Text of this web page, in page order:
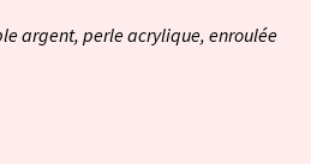
argent, perle acrylique, enroulée